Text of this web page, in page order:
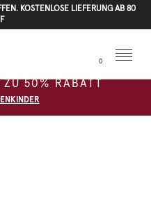
KOSTENLOSE LIEFERUNG AB 80
0
Menu
50% RABATT
KINDER